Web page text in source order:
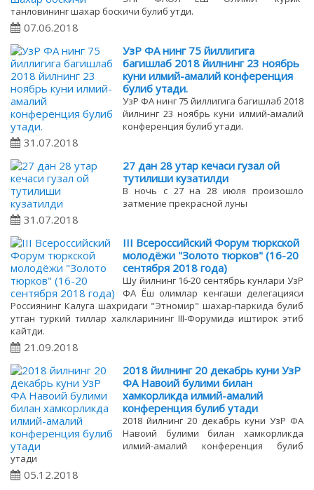
танловининг шахар боскичи булиб утди.
07.06.2018
УзР ФА нинг 75 йиллигига
багишлаб 2018 йилнинг 23 ноябрь
куни илмий-амалий конференция
булиб утади.
УзР ФА нинг 75 йиллигига багишлаб 2018
йилнинг 23 ноябрь куни илмий-амалий
конференция булиб утади.
31.07.2018
27 дан 28 утар кечаси гузал ой
тутилиши кузатилди
В ночь с 27 на 28 июля произошло
затмение прекрасной луны
31.07.2018
III Всероссийский Форум тюркской
молодёжи "Золото тюрков" (16-20
сентября 2018 года)
Шу йилнинг 16-20 сентябрь кунлари УзР
ФА Ёш олимлар кенгаши делегацияси
Россиянинг Калуга шахридаги "Этномир" шахар-паркида булиб
утган туркий тиллар халкларининг III-Форумида иштирок этиб
кайтди.
21.09.2018
2018 йилнинг 20 декабрь куни УзР
ФА Навоий булими билан
хамкорликда илмий-амалий
конференция булиб утади
2018 йилнинг 20 декабрь куни УзР ФА
Навоий булими билан хамкорликда
илмий-амалий конференция булиб
утади
05.12.2018